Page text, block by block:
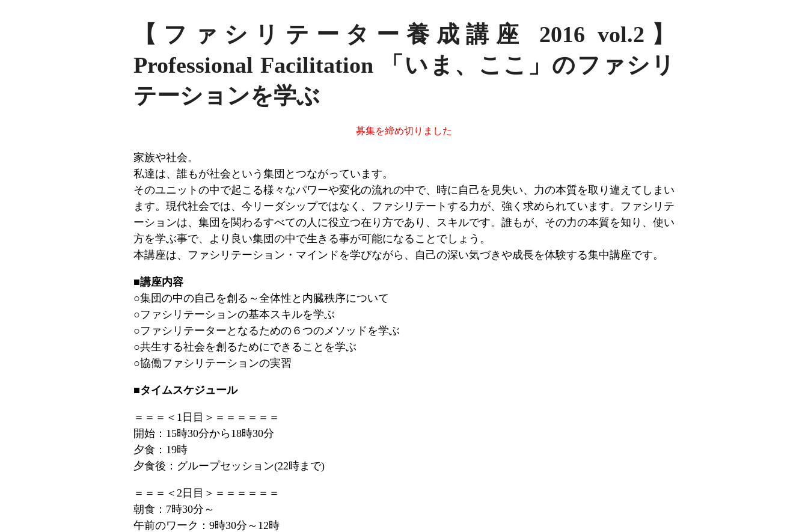
【ファシリテーター養成講座 2016 vol.2】
Professional Facilitation 「いま、ここ」のファシリ
テーションを学ぶ
募集を締め切りました
家族や社会。
私達は、誰もが社会という集団とつながっています。
そのユニットの中で起こる様々なパワーや変化の流れの中で、時に自己を見失い、力の本質を取り違えてしまい
ます。現代社会では、今リーダシップではなく、ファシリテートする力が、強く求められています。ファシリテ
ーションは、集団を関わるすべての人に役立つ在り方であり、スキルです。誰もが、その力の本質を知り、使い
方を学ぶ事で、より良い集団の中で生きる事が可能になることでしょう。
本講座は、ファシリテーション・マインドを学びながら、自己の深い気づきや成長を体験する集中講座です。
■講座内容
○集団の中の自己を創る～全体性と内臓秩序について
○ファシリテーションの基本スキルを学ぶ
○ファシリテーターとなるための６つのメソッドを学ぶ
○共生する社会を創るためにできることを学ぶ
○協働ファシリテーションの実習
■タイムスケジュール
＝＝＝＜1日目＞＝＝＝＝＝＝
開始：15時30分から18時30分
夕食：19時
夕食後：グループセッション(22時まで)
＝＝＝＜2日目＞＝＝＝＝＝＝
朝食：7時30分～
午前のワーク：9時30分～12時